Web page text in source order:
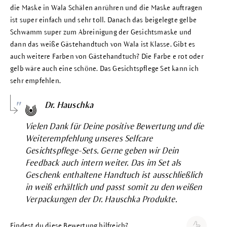
die Maske in Wala Schälen anrühren und die Maske auftragen
ist super einfach und sehr toll. Danach das beigelegte gelbe
Schwamm super zum Abreinigung der Gesichtsmaske und
dann das weiße Gästehandtuch von Wala ist Klasse. Gibt es
auch weitere Farben von Gästehandtuch? Die Farbe e rot oder
gelb wäre auch eine schöne. Das Gesichtspflege Set kann ich
sehr empfehlen.
Dr. Hauschka
Vielen Dank für Deine positive Bewertung und die
Weiterempfehlung unseres Selfcare
Gesichtspflege-Sets. Gerne geben wir Dein
Feedback auch intern weiter. Das im Set als
Geschenk enthaltene Handtuch ist ausschließlich
in weiß erhältlich und passt somit zu den weißen
Verpackungen der Dr. Hauschka Produkte.